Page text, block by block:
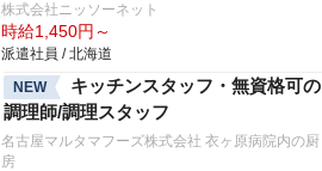
株式会社ニッソーネット
時給1,450円～
派遣社員 / 北海道
NEW
キッチンスタッフ・無資格可の
調理師/調理スタッフ
名古屋マルタマフーズ株式会社 衣ヶ原病院内の厨
房